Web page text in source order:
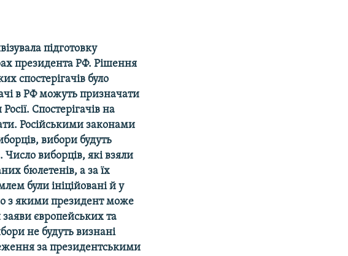
підготовку
президента РФ. Рішення
спостерігачів було
в РФ можуть призначати
Спостерігачів на
Російськими законами
вибори будуть
Число виборців, які взяли
бюлетенів, а за їх
були ініційовані й у
з якими президент може
європейських та
не будуть визнані
за президентськими